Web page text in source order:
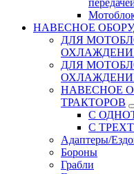
НАВЕСНОЕ
ДЛЯ
ДЛЯ
НАВЕСНОЕ
ТРАКТОРОВ
С
С
Адаптеры/
Бороны
Грабли